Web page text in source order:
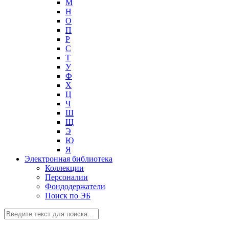
М
Н
О
П
Р
С
Т
У
Ф
Х
Ц
Ч
Ш
Щ
Э
Ю
Я
Электронная библиотека
Коллекции
Персоналии
Фондодержатели
Поиск по ЭБ